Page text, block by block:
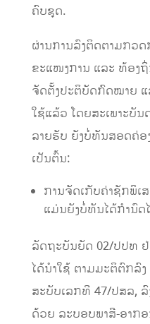
ຄົບຊຸດ.
ຜ່ານການລົງຕິດຕາມກວດ
ຂະແໜງການ ແລະ ທ້ອງ
ຈັດຕັ້ງປະຕິບັດກົດໝາຍ
ໃຊ້ແລ້ວ ໂດຍສະເພາະບັ
ລາຍຮັບ ຍັງບໍ່ທັນສອດຄ່ອ
ເປັນຕົ້ນ:
ການຈັດເກັບຄ່າຊັກພິເ
ແມ່ນຍັງບໍ່ທັນໄດ້ກຳນົດ
ລັດຖະບັນຍັດ 02/ປປທ
ໄດ້ນໍາໃຊ້ ຕາມມະຕິຕົກລົ
ສະບັບເລກທີ 47/ປສລ,
ດ້ວຍ ລະບອບພາສີ-ອາກ